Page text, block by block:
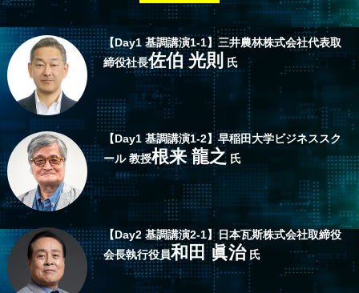
【Day1基調講演1-1】三井農林株式会社代表取
締役社長佐伯 光則 氏
【Day1 基調講演1-2】早稲田大学ビジネススク
ール 教授根来 龍之 氏
【Day2基調講演2-1】日本瓦斯株式会社取締役
会長執行役員和田 眞治氏